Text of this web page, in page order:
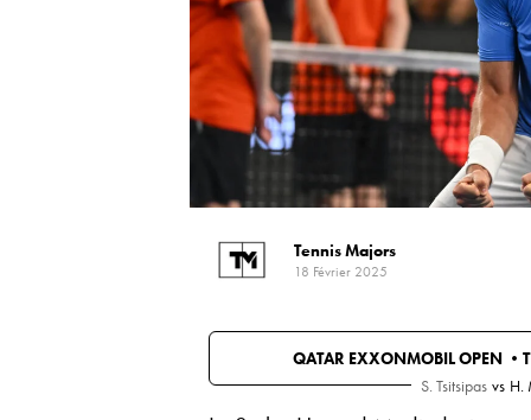
Tennis Majors
18 Février 2025
QATAR EXXONMOBIL OPEN •
S. Tsitsipas vs H.